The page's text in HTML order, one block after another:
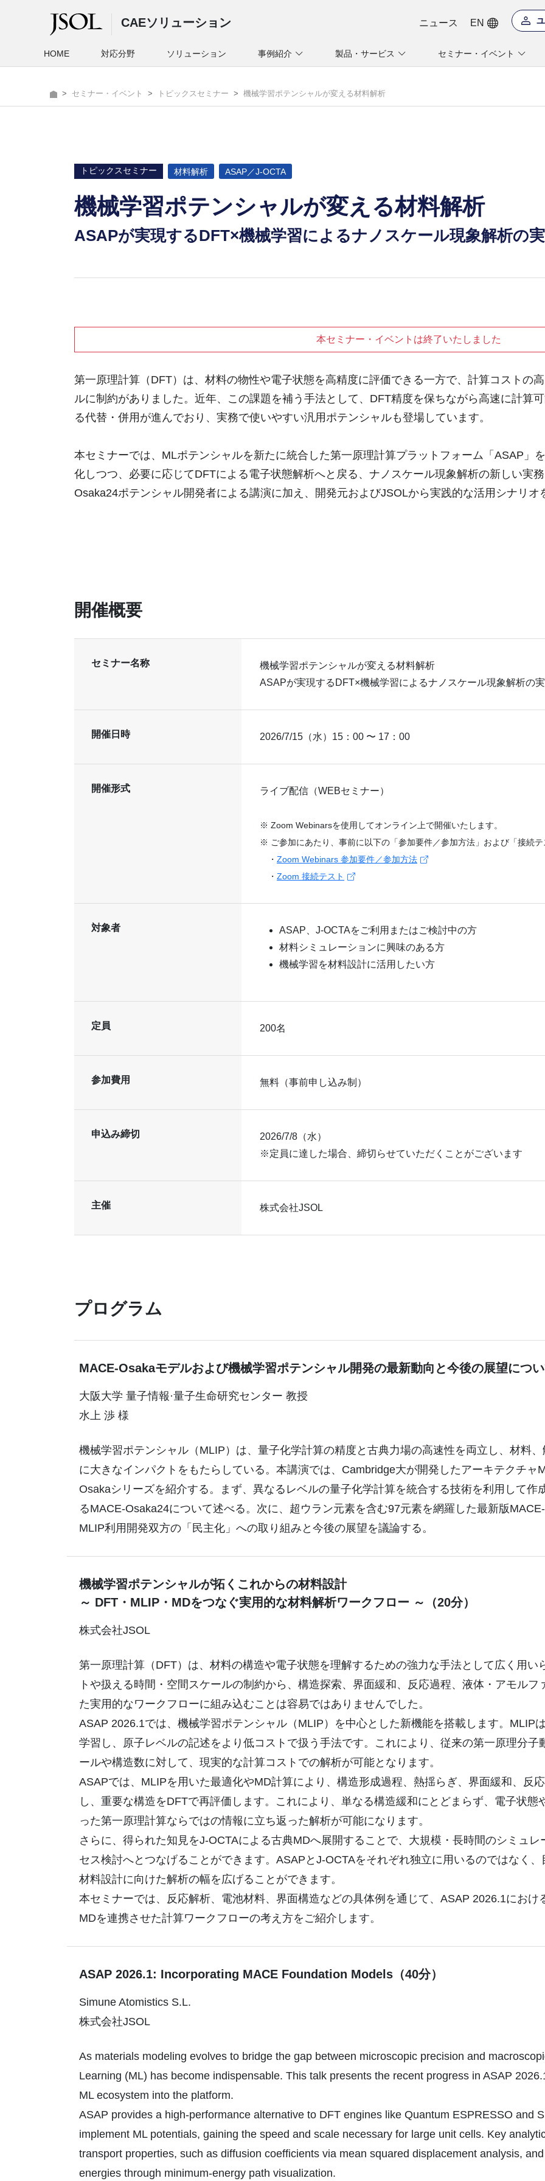
CAEソリューション ニュース EN
HOME 対応分野 ソリューション 事例紹介 製品・サービス セミナー・イベント
セミナー・イベント トピックスセミナー 機械学習ポテンシャルが変える材料解析
トピックスセミナー 材料解析 ASAP／J-OCTA
機械学習ポテンシャルが変える材料解析
ASAPが実現するDFT×機械学習によるナノスケール現象解析の
本セミナー・イベントは終了いたしました
第一原理計算（DFT）は、材料の物性や電子状態を高精度に評価できる一方で、計算コストの
ルに制約がありました。近年、この課題を補う手法として、DFT精度を保ちながら高速に計算
る代替・併用が進んでおり、実務で使いやすい汎用ポテンシャルも登場しています。
本セミナーでは、MLポテンシャルを新たに統合した第一原理計算プラットフォーム「ASAP」
化しつつ、必要に応じてDFTによる電子状態解析へと戻る、ナノスケール現象解析の新しい実
Osaka24ポテンシャル開発者による講演に加え、開発元およびJSOLから実践的な活用シナリオ
開催概要
セミナー名称
機械学習ポテンシャルが変える材料解析
ASAPが実現するDFT×機械学習によるナノスケール現象解析の
開催日時 2026/7/15（水）15：00 〜 17：00
開催形式 ライブ配信（WEBセミナー）
※ Zoom Webinarsを使用してオンライン上で開催いたします。
※ ご参加にあたり、事前に以下の「参加要件／参加方法」および「接続テ
・ Zoom Webinars 参加要件／参加方法
・ Zoom 接続テスト
対象者
ASAP、J-OCTAをご利用またはご検討中の方
材料シミュレーションに興味のある方
機械学習を材料設計に活用したい方
定員 200名
参加費用 無料（事前申し込み制）
申込み締切
2026/7/8（水）
※定員に達した場合、締切らせていただくことがございます
主催 株式会社JSOL
プログラム
MACE-Osakaモデルおよび機械学習ポテンシャル開発の最新動向と今後の展望につい
大阪大学 量子情報·量子生命研究センター 教授
水上 渉 様
機械学習ポテンシャル（MLIP）は、量子化学計算の精度と古典力場の高速性を両立し、材料
に大きなインパクトをもたらしている。本講演では、Cambridge大が開発したアーキテクチャ
Osakaシリーズを紹介する。まず、異なるレベルの量子化学計算を統合する技術を利用して作
るMACE-Osaka24について述べる。次に、超ウラン元素を含む97元素を網羅した最新版
MLIP利用開発双方の「民主化」への取り組みと今後の展望を議論する。
機械学習ポテンシャルが拓くこれからの材料設計
～ DFT・MLIP・MDをつなぐ実用的な材料解析ワークフロー ～（20分）
株式会社JSOL
第一原理計算（DFT）は、材料の構造や電子状態を理解するための強力な手法として広く用い
トや扱える時間・空間スケールの制約から、構造探索、界面緩和、反応過程、液体・アモル
た実用的なワークフローに組み込むことは容易ではありませんでした。
ASAP 2026.1では、機械学習ポテンシャル（MLIP）を中心とした新機能を搭載します。MLIP
学習し、原子レベルの記述をより低コストで扱う手法です。これにより、従来の第一原理分子
ールや構造数に対して、現実的な計算コストでの解析が可能となります。
ASAPでは、MLIPを用いた最適化やMD計算により、構造形成過程、熱揺らぎ、界面緩和、反
し、重要な構造をDFTで再評価します。これにより、単なる構造緩和にとどまらず、電子状態
った第一原理計算ならではの情報に立ち返った解析が可能になります。
さらに、得られた知見をJ-OCTAによる古典MDへ展開することで、大規模・長時間のシミュ
セス検討へとつなげることができます。ASAPとJ-OCTAをそれぞれ独立に用いるのではなく、
材料設計に向けた解析の幅を広げることができます。
本セミナーでは、反応解析、電池材料、界面構造などの具体例を通じて、ASAP 2026.1におけ
MDを連携させた計算ワークフローの考え方をご紹介します。
ASAP 2026.1: Incorporating MACE Foundation Models（40分）
Simune Atomistics S.L.
株式会社JSOL
As materials modeling evolves to bridge the gap between microscopic precision and
Learning (ML) has become indispensable. This talk presents the recent progress in ASAP
ML ecosystem into the platform.
ASAP provides a high-performance alternative to DFT engines like Quantum ESPRESSO and
implement ML potentials, gaining the speed and scale necessary for large unit cells. Key
transport properties, such as diffusion coefficients via mean squared displacement analysis,
energies through minimum-energy path visualization.